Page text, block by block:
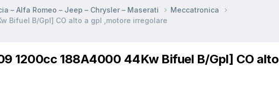
– Alfa Romeo – Jeep – Chrysler – Maserati
Meccatronica
Bifuel B/Gpl] CO alto a gpl ,motore irregolare
1200cc 188A4000 44Kw Bifuel B/Gpl] CO alto